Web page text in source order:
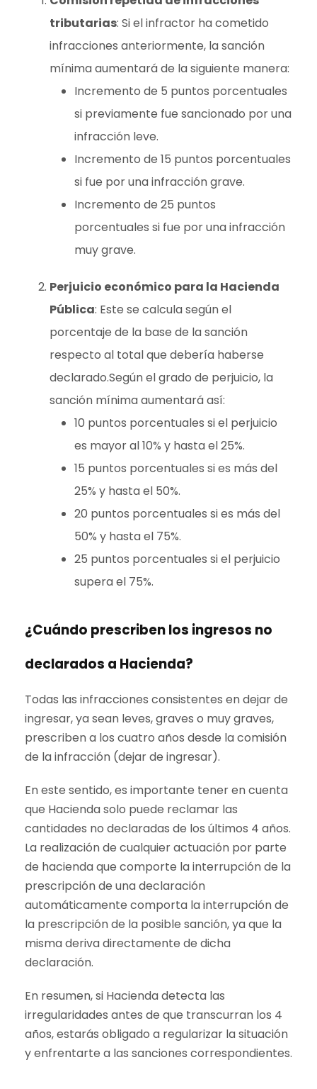
tributarias: Si el infractor ha cometido
infracciones anteriormente, la sanción
mínima aumentará de la siguiente manera:
Incremento de 5 puntos porcentuales
si previamente fue sancionado por una
infracción leve.
Incremento de 15 puntos porcentuales
si fue por una infracción grave.
Incremento de 25 puntos
porcentuales si fue por una infracción
muy grave.
Perjuicio económico para la Hacienda
Pública: Este se calcula según el
porcentaje de la base de la sanción
respecto al total que debería haberse
declarado.Según el grado de perjuicio, la
sanción mínima aumentará así:
10 puntos porcentuales si el perjuicio
es mayor al 10% y hasta el 25%.
15 puntos porcentuales si es más del
25% y hasta el 50%.
20 puntos porcentuales si es más del
50% y hasta el 75%.
25 puntos porcentuales si el perjuicio
supera el 75%.
¿Cuándo prescriben los ingresos no
declarados a Hacienda?
Todas las infracciones consistentes en dejar de
ingresar, ya sean leves, graves o muy graves,
prescriben a los cuatro años desde la comisión
de la infracción (dejar de ingresar).
En este sentido, es importante tener en cuenta
que Hacienda solo puede reclamar las
cantidades no declaradas de los últimos 4 años.
La realización de cualquier actuación por parte
de hacienda que comporte la interrupción de la
prescripción de una declaración
automáticamente comporta la interrupción de
la prescripción de la posible sanción, ya que la
misma deriva directamente de dicha
declaración.
En resumen, si Hacienda detecta las
irregularidades antes de que transcurran los 4
años, estarás obligado a regularizar la situación
y enfrentarte a las sanciones correspondientes.